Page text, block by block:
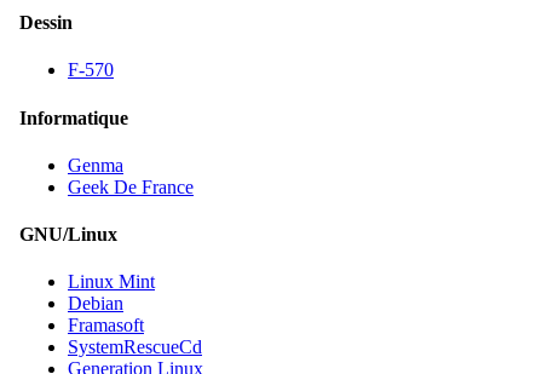
Dessin
F-570
Informatique
Genma
Geek De France
GNU/Linux
Linux Mint
Debian
Framasoft
SystemRescueCd
Generation Linux